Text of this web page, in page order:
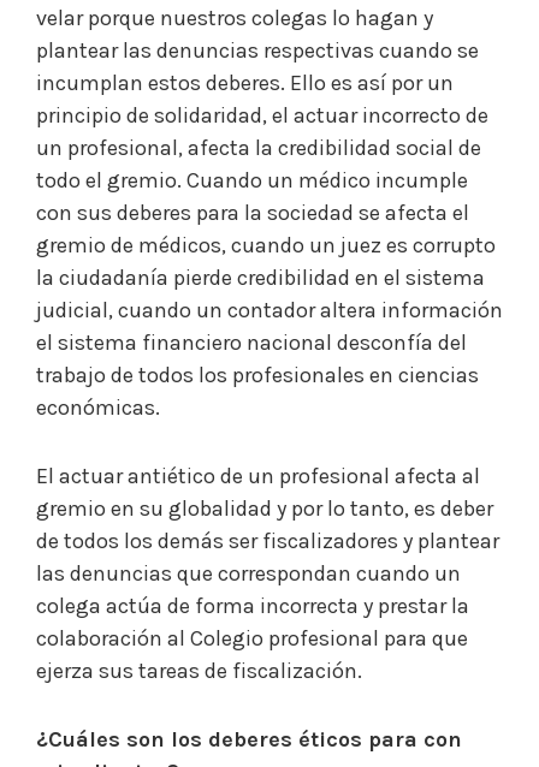
velar porque nuestros colegas lo hagan y
plantear las denuncias respectivas cuando se
incumplan estos deberes. Ello es así por un
principio de solidaridad, el actuar incorrecto de
un profesional, afecta la credibilidad social de
todo el gremio. Cuando un médico incumple
con sus deberes para la sociedad se afecta el
gremio de médicos, cuando un juez es corrupto
la ciudadanía pierde credibilidad en el sistema
judicial, cuando un contador altera información
el sistema financiero nacional desconfía del
trabajo de todos los profesionales en ciencias
económicas.
El actuar antiético de un profesional afecta al
gremio en su globalidad y por lo tanto, es deber
de todos los demás ser fiscalizadores y plantear
las denuncias que correspondan cuando un
colega actúa de forma incorrecta y prestar la
colaboración al Colegio profesional para que
ejerza sus tareas de fiscalización.
¿Cuáles son los deberes éticos para con